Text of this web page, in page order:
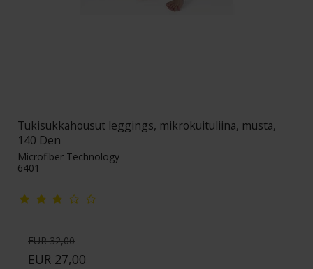
Tukisukkahousut leggings, mikrokuituliina, musta,
140 Den
Microfiber Technology
6401
EUR 32,00
EUR 27,00